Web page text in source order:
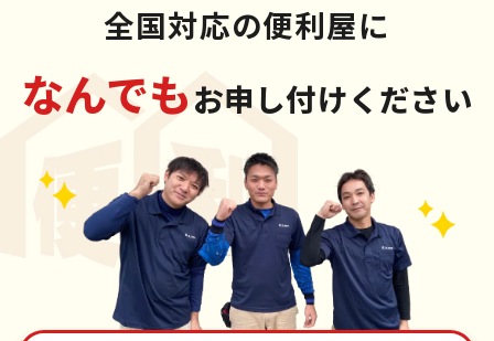
全国対応の便利屋に
なんでもお申し付けください